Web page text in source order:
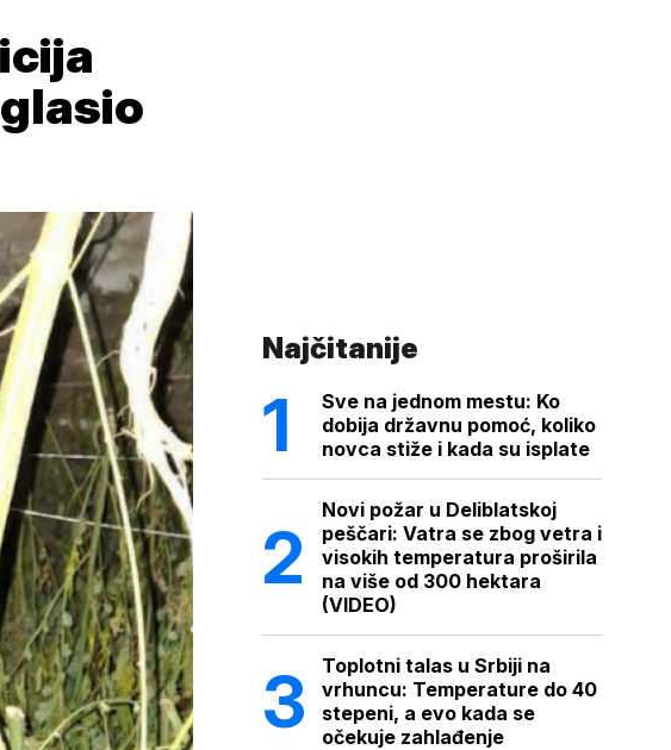
Najčitanije
Sve na jednom mestu: Ko
dobija državnu pomoć, koliko
novca stiže i kada su isplate
Novi požar u Deliblatskoj
peščari: Vatra se zbog vetra i
visokih temperatura proširila
na više od 300 hektara
(VIDEO)
Toplotni talas u Srbiji na
vrhuncu: Temperature do 40
stepeni, a evo kada se
očekuje zahlađenje